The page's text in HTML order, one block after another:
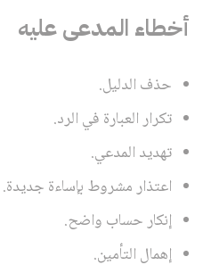
أخطاء المدعى عليه
حذف الدليل.
تكرار العبارة في الرد.
تهديد المدعي.
اعتذار مشروط بإساءة جديدة.
إنكار حساب واضح.
إهمال التأمين.